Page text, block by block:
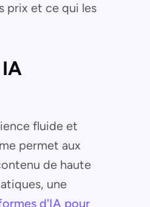
prix et ce qui les
fluide et
permet aux
de haute
une
d'IA pour